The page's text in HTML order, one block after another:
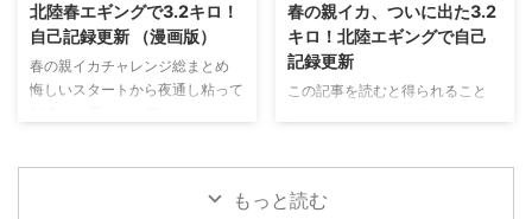
に軽く塩を振り5分ほど置きます
表面に出てきた水分をキッチンペ
ーパーで丁寧に拭き取ったら塩コ
ショウを振ります 次に、 小麦粉
→ 溶き卵 → パン粉 の順番で衣を
...
よく親父と一緒にやっていた
「真鯛のぶっこみ釣り」 最近は
アジングやエギングなど、どちら
かといえばライトで手返しの良い
釣りが中心でしたが、ぶっこみ釣
りますね 仕掛けを遠投して潮を
見ながら、魚が入って ...
北陸春エギングで3.2キロ！
自己記録更新 （漫画版）
春の親イカチャレンジ総まとめ
悔しいスタートから夜通し粘って
春の親イカ、ついに出た3.2
キロ！北陸エギングで自己
記録更新
この記事を読むと得られること
につく 春の親イカチャレンジ 今
もっと読む